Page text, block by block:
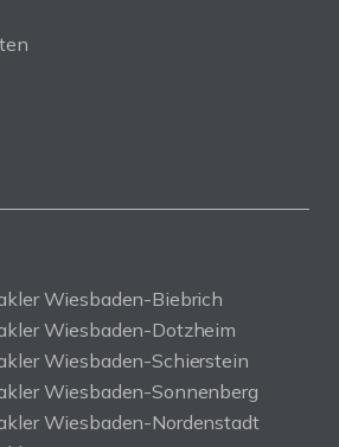
Wiesbaden-Biebrich
Wiesbaden-Dotzheim
Wiesbaden-Schierstein
Wiesbaden-Sonnenberg
Wiesbaden-Nordenstadt